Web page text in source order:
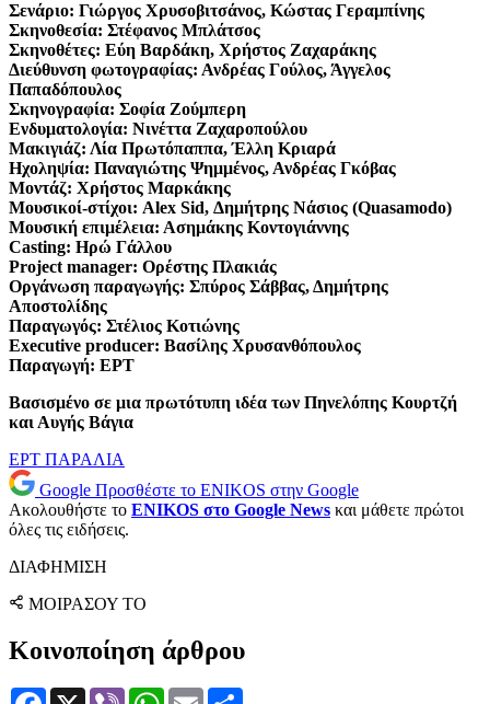
Σενάριο: Γιώργος Χρυσοβιτσάνος, Κώστας Γεραμπίνης
Σκηνοθεσία: Στέφανος Μπλάτσος
Σκηνοθέτες: Εύη Βαρδάκη, Χρήστος Ζαχαράκης
Διεύθυνση φωτογραφίας: Ανδρέας Γούλος, Άγγελος
Παπαδόπουλος
Σκηνογραφία: Σοφία Ζούμπερη
Ενδυματολογία: Νινέττα Ζαχαροπούλου
Μακιγιάζ: Λία Πρωτόπαππα, Έλλη Κριαρά
Ηχοληψία: Παναγιώτης Ψημμένος, Ανδρέας Γκόβας
Μοντάζ: Χρήστος Μαρκάκης
Μουσικοί-στίχοι: Alex Sid, Δημήτρης Νάσιος (Quasamodo)
Μουσική επιμέλεια: Ασημάκης Κοντογιάννης
Casting: Ηρώ Γάλλου
Project manager: Ορέστης Πλακιάς
Οργάνωση παραγωγής: Σπύρος Σάββας, Δημήτρης
Αποστολίδης
Παραγωγός: Στέλιος Κοτιώνης
Executive producer: Βασίλης Χρυσανθόπουλος
Παραγωγή: ΕΡΤ
Βασισμένο σε μια πρωτότυπη ιδέα των Πηνελόπης Κουρτζή
και Αυγής Βάγια
ΕΡΤ ΠΑΡΑΛΙΑ
Google Προσθέστε το ENIKOS στην Google
Ακολουθήστε το ENIKOS στο Google News και μάθετε πρώτοι
όλες τις ειδήσεις.
ΔΙΑΦΗΜΙΣΗ
ΜΟΙΡΑΣΟΥ ΤΟ
Κοινοποίηση άρθρου
Facebook
X Viber WhatsApp
Email